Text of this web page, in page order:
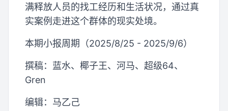
满释放人员的找工经历和生活状况，通过真
实案例走进这个群体的现实处境。
本期小报周期（2025/8/25 - 2025/9/6）
撰稿：蓝水、椰子王、河马、超级64、
Gren
编辑：马乙己